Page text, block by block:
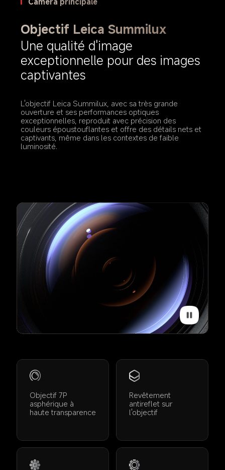
Objectif Leica Summilux
Une qualité d'image
exceptionnelle pour des images
captivantes
L'objectif Leica Summilux, avec sa très grande
ouverture et ses performances optiques
exceptionnelles, reproduit avec précision des
couleurs époustouflantes et offre des détails nets et
captivants, même dans les contextes de faible
luminosité.
Objectif 7P
asphérique à
haute transparence
Revêtement
antireflet sur
l'objectif